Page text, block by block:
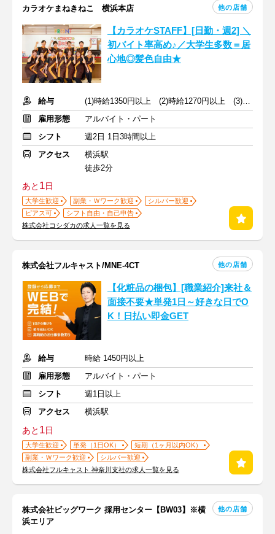
カラオケまねきねこ 横浜本店 他の店舗
【カラオケSTAFF】[日勤・週2] ＼
初バイト率高め♪／大学生多数＝居
心地◎髪色自由★
給与
(1)時給1350円以上 (2)時給1270円以上 (3)時給1350円以上
雇用形態
アルバイト・パート
シフト
週2日 1日3時間以上
アクセス
横浜駅
徒歩2分
あと 1日
大学生歓迎 副業・Ｗワーク歓迎
シルバー歓迎
ピアス可
シフト自由・自己申告
株式会社コシダカの求人一覧を見る
株式会社フルキャスト/MNE-4CT 他の店舗
【化粧品の梱包】[職業紹介]来社＆
面接不要★単発1日～好きな日でO
K！日払い即金GET
給与
時給 1450円以上
雇用形態
アルバイト・パート
シフト
週1日以上
アクセス
横浜駅
あと 1日
大学生歓迎 単発（1日OK）
短期（1ヶ月以内OK）
副業・Ｗワーク歓迎
シルバー歓迎
株式会社フルキャスト 神奈川支社の求人一覧を見る
株式会社ビッグワーク 採用センター【BW03】※横
浜エリア
他の店舗